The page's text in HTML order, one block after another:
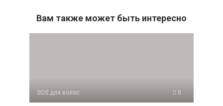
Вам также может быть интересно
SOS для волос 0